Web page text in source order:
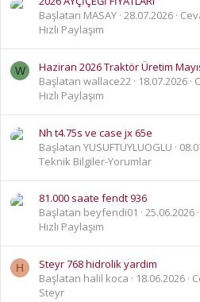
Başlatan MASAY 28.07.2026
Hızlı Paylaşım
W
Haziran 2026 Traktör Üretim
Başlatan wallace22
18.07.2026
Hızlı Paylaşım
Nh t4.75s ve case jx 65e
Başlatan YUSUFTUYLUOGLU
Teknik Bilgiler-Yorumlar
81.000 saate fendt 936
Başlatan beyfendi01
25.06.2026
Hızlı Paylaşım
H
Steyr 768 hidrolik yardim
Başlatan halil koca
18.06.2026
Steyr